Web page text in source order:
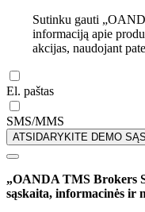
Sutinku gauti
informaciją apie
akcijas, naudojant
El. paštas
SMS/MMS
ATSIDARYKITE DEMO
„OANDA TMS Brokers
sąskaita, informacinės ir